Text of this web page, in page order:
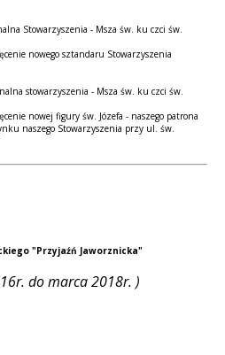
Stowarzyszenia - Msza św. ku czci św.
sztandaru Stowarzyszenia
stowarzyszenia - Msza św. ku czci św.
św. Józefa - naszego patrona
naszego Stowarzyszenia przy ul. św.
"Przyjaźń Jaworznicka"
do marca 2018r. )